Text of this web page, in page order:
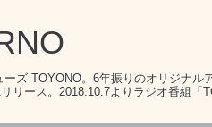
ズ TOYONO。6年振りのオリジナル
リース。2018.10.7よりラジオ番組「